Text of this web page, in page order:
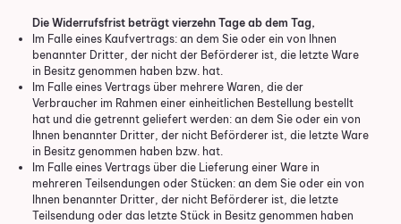
Die Widerrufsfrist beträgt vierzehn Tage ab dem Tag,
Im Falle eines Kaufvertrags: an dem Sie oder ein von Ihnen
benannter Dritter, der nicht der Beförderer ist, die letzte Ware
in Besitz genommen haben bzw. hat.
Im Falle eines Vertrags über mehrere Waren, die der
Verbraucher im Rahmen einer einheitlichen Bestellung bestellt
hat und die getrennt geliefert werden: an dem Sie oder ein von
Ihnen benannter Dritter, der nicht Beförderer ist, die letzte Ware
in Besitz genommen haben bzw. hat.
Im Falle eines Vertrags über die Lieferung einer Ware in
mehreren Teilsendungen oder Stücken: an dem Sie oder ein von
Ihnen benannter Dritter, der nicht Beförderer ist, die letzte
Teilsendung oder das letzte Stück in Besitz genommen haben